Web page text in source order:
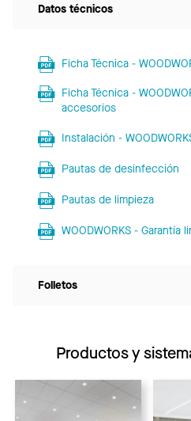
Datos técnicos
Ficha Técnica -
Ficha Técnica -
accesorios
Instalación -
Pautas de desinfección
Pautas de limpieza
WOODWORKS - Garantía
Folletos
Productos y